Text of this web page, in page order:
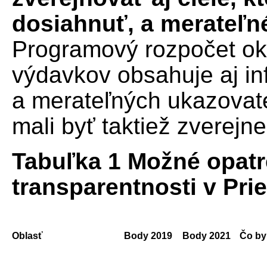
dosiahnuť, a
Programový rozpočet
výdavkov obsahuje aj
a merateľných
mali byť taktiež
Tabuľka 1 Možné
transparentnosti v
Oblasť Body 2019 Body 2021 Čo